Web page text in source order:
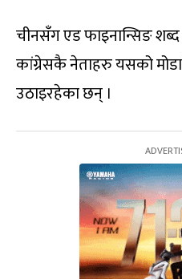
चीनसँग एड फाइनान्सिङ
कांग्रेसकै नेताहरु यसको
उठाइरहेका छन् ।